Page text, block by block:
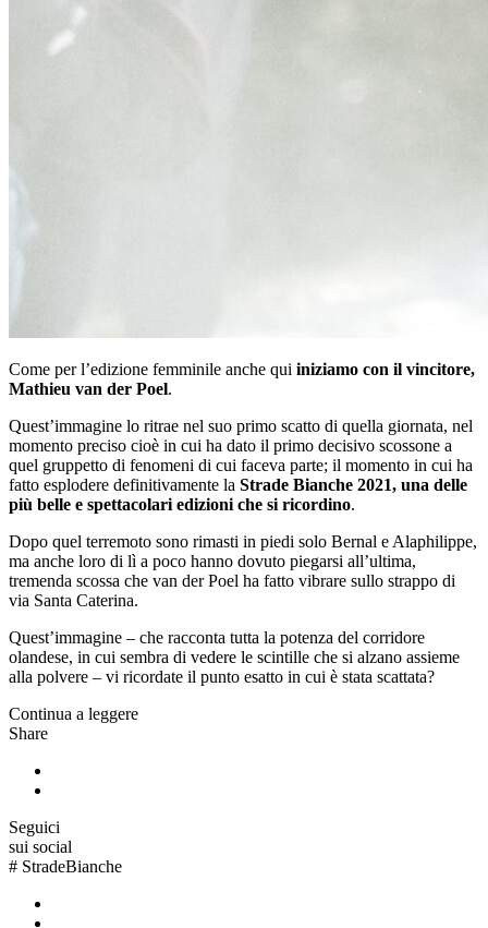
Come per l’edizione femminile anche qui iniziamo con il vincitore,
Mathieu van der Poel.
Quest’immagine lo ritrae nel suo primo scatto di quella giornata, nel
momento preciso cioè in cui ha dato il primo decisivo scossone a
quel gruppetto di fenomeni di cui faceva parte; il momento in cui ha
fatto esplodere definitivamente la Strade Bianche 2021, una delle
più belle e spettacolari edizioni che si ricordino.
Dopo quel terremoto sono rimasti in piedi solo Bernal e Alaphilippe,
ma anche loro di lì a poco hanno dovuto piegarsi all’ultima,
tremenda scossa che van der Poel ha fatto vibrare sullo strappo di
via Santa Caterina.
Quest’immagine – che racconta tutta la potenza del corridore
olandese, in cui sembra di vedere le scintille che si alzano assieme
alla polvere – vi ricordate il punto esatto in cui è stata scattata?
Continua a leggere
Share
Seguici
sui social
# StradeBianche